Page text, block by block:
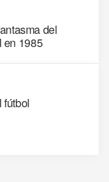
del
en 1985
fútbol